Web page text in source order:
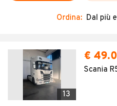
Moto
Camper
Veicoli Commerciali
Ordina: Dal più